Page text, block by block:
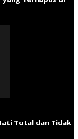
Total dan Tidak